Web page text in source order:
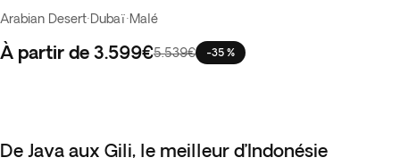
Arabian Desert·Dubaï·Malé
À partir de 3.599€5.539€ -35 %
De Java aux Gili, le meilleur d’Indonésie